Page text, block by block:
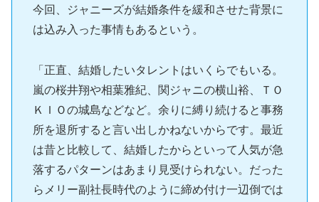
今回、ジャニーズが結婚条件を緩和させた背景に
は込み入った事情もあるという。
「正直、結婚したいタレントはいくらでもいる。
嵐の桜井翔や相葉雅紀、関ジャニの横山裕、ＴＯ
ＫＩＯの城島などなど。余りに縛り続けると事務
所を退所すると言い出しかねないからです。最近
は昔と比較して、結婚したからといって人気が急
落するパターンはあまり見受けられない。だった
らメリー副社長時代のように締め付け一辺倒では